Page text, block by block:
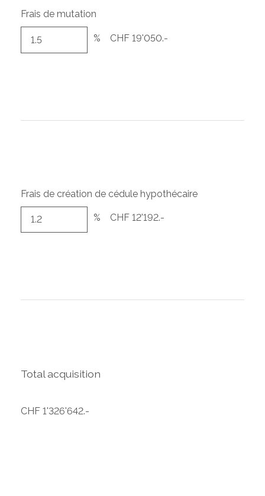
Frais de mutation
% CHF 19'050.-
Frais de création de cédule hypothécaire
% CHF 12'192.-
Total acquisition
CHF 1'326'642.-